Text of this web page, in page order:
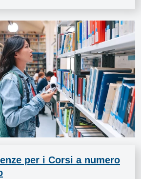
per i Corsi a numero